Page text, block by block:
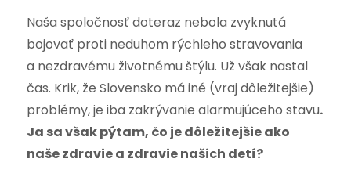
Naša spoločnosť doteraz nebola zvyknutá
bojovať proti neduhom rýchleho stravovania
a nezdravému životnému štýlu. Už však nastal
čas. Krik, že Slovensko má iné (vraj dôležitejšie)
problémy, je iba zakrývanie alarmujúceho stavu.
Ja sa však pýtam, čo je dôležitejšie ako
naše zdravie a zdravie našich detí?